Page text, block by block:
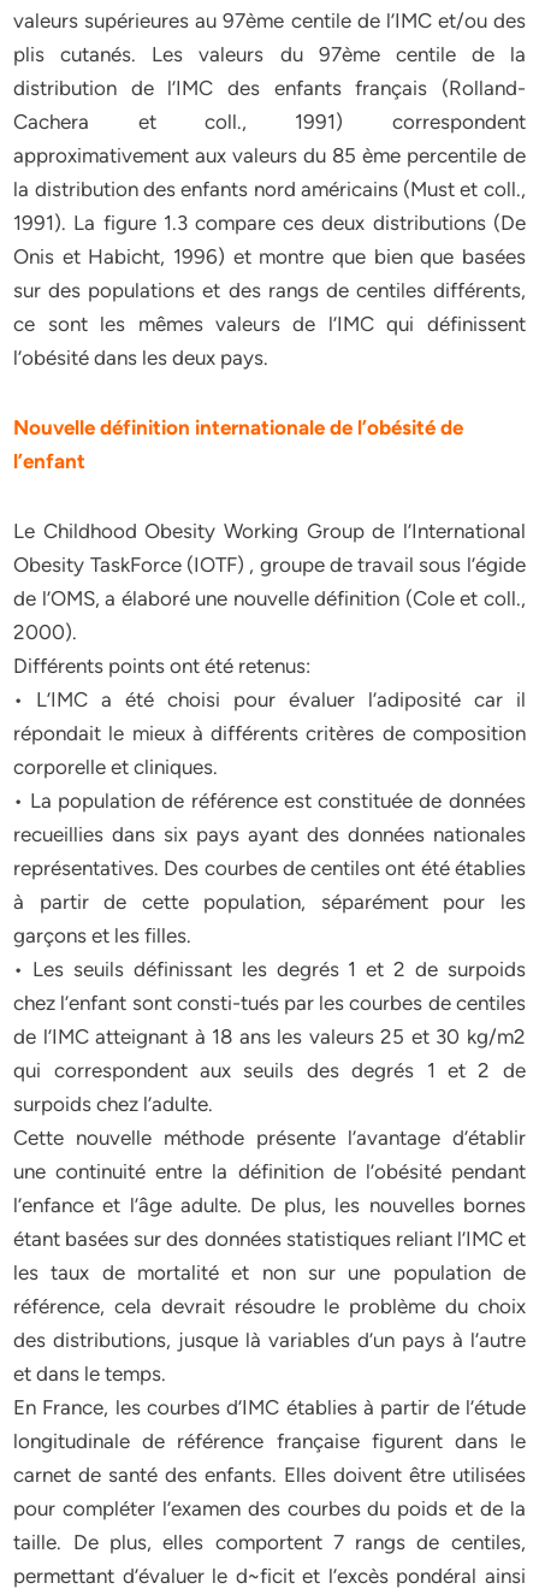
valeurs supérieures au 97ème centile de l’IMC et/ou des
plis cutanés. Les valeurs du 97ème centile de la
distribution de l’IMC des enfants français (Rolland-
Cachera et coll., 1991) correspondent
approximativement aux valeurs du 85 ème percentile de
la distribution des enfants nord américains (Must et coll.,
1991). La figure 1.3 compare ces deux distributions (De
Onis et Habicht, 1996) et montre que bien que basées
sur des populations et des rangs de centiles différents,
ce sont les mêmes valeurs de l’IMC qui définissent
l’obésité dans les deux pays.
Nouvelle définition internationale de l’obésité de
l’enfant
Le Childhood Obesity Working Group de l’International
Obesity TaskForce (IOTF) , groupe de travail sous l’égide
de l’OMS, a élaboré une nouvelle définition (Cole et coll.,
2000).
Différents points ont été retenus:
• L’IMC a été choisi pour évaluer l’adiposité car il
répondait le mieux à différents critères de composition
corporelle et cliniques.
• La population de référence est constituée de données
recueillies dans six pays ayant des données nationales
représentatives. Des courbes de centiles ont été établies
à partir de cette population, séparément pour les
garçons et les filles.
• Les seuils définissant les degrés 1 et 2 de surpoids
chez l’enfant sont consti-tués par les courbes de centiles
de l’IMC atteignant à 18 ans les valeurs 25 et 30 kg/m2
qui correspondent aux seuils des degrés 1 et 2 de
surpoids chez l’adulte.
Cette nouvelle méthode présente l’avantage d’établir
une continuité entre la définition de l’obésité pendant
l’enfance et l’âge adulte. De plus, les nouvelles bornes
étant basées sur des données statistiques reliant l’IMC et
les taux de mortalité et non sur une population de
référence, cela devrait résoudre le problème du choix
des distributions, jusque là variables d’un pays à l’autre
et dans le temps.
En France, les courbes d’IMC établies à partir de l’étude
longitudinale de référence française figurent dans le
carnet de santé des enfants. Elles doivent être utilisées
pour compléter l’examen des courbes du poids et de la
taille. De plus, elles comportent 7 rangs de centiles,
permettant d’évaluer le d~ficit et l’excès pondéral ainsi